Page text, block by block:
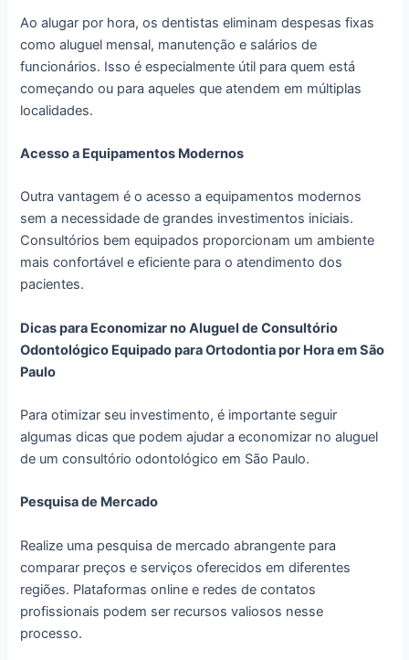
Ao alugar por hora, os dentistas eliminam despesas fixas
como aluguel mensal, manutenção e salários de
funcionários. Isso é especialmente útil para quem está
começando ou para aqueles que atendem em múltiplas
localidades.
Acesso a Equipamentos Modernos
Outra vantagem é o acesso a equipamentos modernos
sem a necessidade de grandes investimentos iniciais.
Consultórios bem equipados proporcionam um ambiente
mais confortável e eficiente para o atendimento dos
pacientes.
Dicas para Economizar no Aluguel de Consultório
Odontológico Equipado para Ortodontia por Hora em São
Paulo
Para otimizar seu investimento, é importante seguir
algumas dicas que podem ajudar a economizar no aluguel
de um consultório odontológico em São Paulo.
Pesquisa de Mercado
Realize uma pesquisa de mercado abrangente para
comparar preços e serviços oferecidos em diferentes
regiões. Plataformas online e redes de contatos
profissionais podem ser recursos valiosos nesse
processo.